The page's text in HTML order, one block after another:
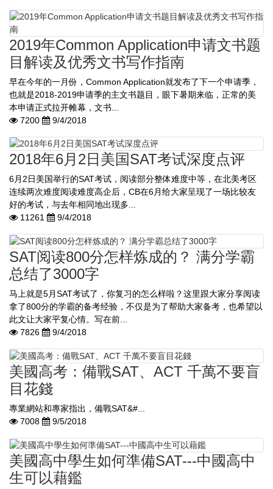
2019年Common Application申请文书题
目解读及优秀文书写作指南
早在今年的一月份，Common Application就发布了下一个申请季，
也就是2018-2019申请季的主文书题目，眼下暑期来临，正常的美
本申请正式拉开帷幕，文书...
7200
9/4/2018
2018年6月2日美国SAT考试深度点评
6月2日美国举行的SAT考试，阅读部分整体难度中等，在北美考区
连续两次难度阅读难度高企后，CB在6月给大家呈现了一场比较友
好的考试，与去年相同地出现多...
11261
9/4/2018
SAT阅读800分怎样炼成的？ 满分学霸
总结了3000字
马上就是5月SAT考试了，你复习的怎么样啦？这里跟大家分享阅读
拿了800分的学霸的备考经验，不仅是为了帮助大家备考，也希望以
此文让大家平复心情。写在前...
7826
9/4/2018
美國高考：備戰SAT、ACT 千萬不要盲
目花錢
​​ 專業網站和專家指出，備戰SAT&#...
7008
9/5/2018
美國高中學生如何準備SAT---中國高中
生可以藉鑑